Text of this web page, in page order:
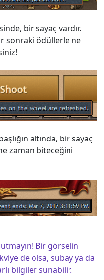
bir sayaç vardır.
sonraki ödüllerle ne
altında, bir sayaç
zaman biteceğini
Bir görselin
de olsa, subay ya da
bilgiler sunabilir.